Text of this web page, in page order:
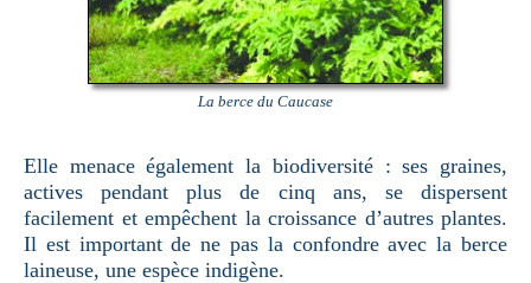
La berce du Caucase
Elle menace également la biodiversité : ses graines,
actives pendant plus de cinq ans, se dispersent
facilement et empêchent la croissance d’autres plantes.
Il est important de ne pas la confondre avec la berce
laineuse, une espèce indigène.